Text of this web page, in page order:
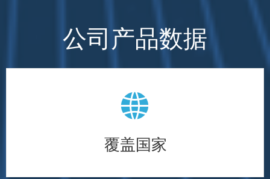
公司产品数据
뀁
覆盖国家
覆盖全球176个国家